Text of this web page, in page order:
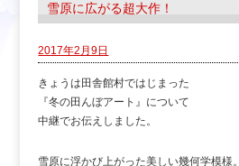
雪原に広がる超大作！
2017年2月9日
きょうは田舎館村ではじまった
『冬の田んぼアート』について
中継でお伝えしました。
雪原に浮かび上がった美しい幾何学模様。